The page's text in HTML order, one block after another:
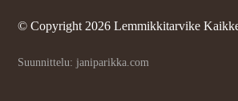
© Copyright 2026 Lemmikkitarvike
Suunnittelu: janiparikka.com